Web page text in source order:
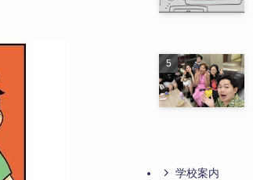
学校案内